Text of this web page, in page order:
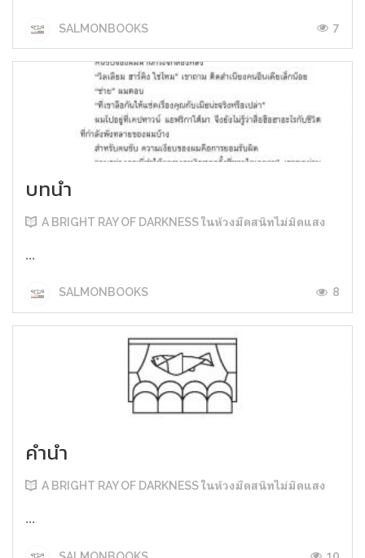
SALMONBOOKS 7
บทนำ
A BRIGHT RAY OF DARKNESS ในห้วงมืดสนิทไม่มิดแสง
...
SALMONBOOKS 8
คำนำ
A BRIGHT RAY OF DARKNESS ในห้วงมืดสนิทไม่มิดแสง
...